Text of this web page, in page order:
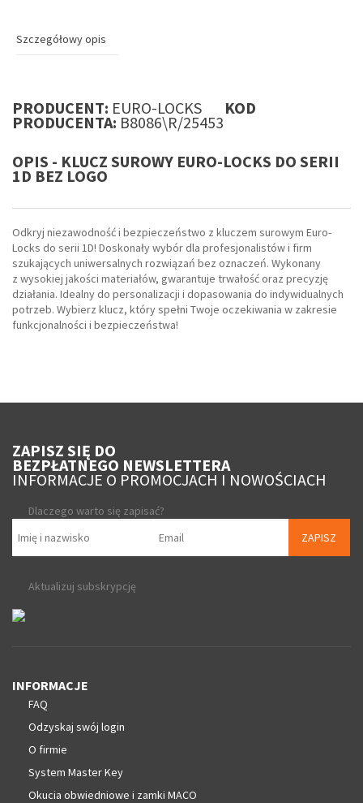
Szczegółowy opis
PRODUCENT: EURO-LOCKS KOD
PRODUCENTA: B8086\R/25453
OPIS - KLUCZ SUROWY EURO-LOCKS DO SERII
1D BEZ LOGO
Odkryj niezawodność i bezpieczeństwo z kluczem surowym Euro-
Locks do serii 1D! Doskonały wybór dla profesjonalistów i firm
szukających uniwersalnych rozwiązań bez oznaczeń. Wykonany
z wysokiej jakości materiałów, gwarantuje trwałość oraz precyzję
działania. Idealny do personalizacji i dopasowania do indywidualnych
potrzeb. Wybierz klucz, który spełni Twoje oczekiwania w zakresie
funkcjonalności i bezpieczeństwa!
ZAPISZ SIĘ DO
BEZPŁATNEGO NEWSLETTERA
INFORMACJE O PROMOCJACH I NOWOŚCIACH
Dlaczego warto się zapisać?
ZAPISZ
Aktualizuj subskrypcję
INFORMACJE
FAQ
Odzyskaj swój login
O firmie
System Master Key
Okucia obwiedniowe i zamki MACO